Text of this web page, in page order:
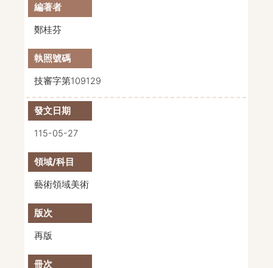
鄭桂芬
技審字第109129
115-05-27
藝術領域美術
再版